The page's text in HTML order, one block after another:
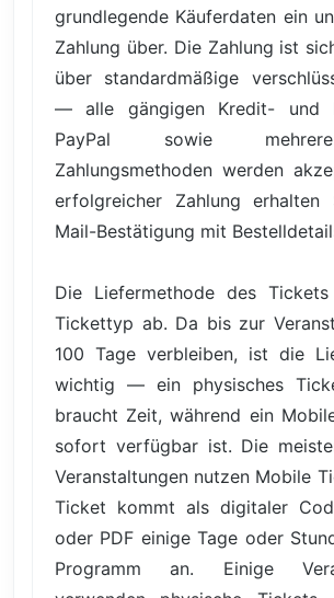
grundlegende Käuferdaten ein
Zahlung über. Die Zahlung ist
über standardmäßige
— alle gängigen Kredit- und
PayPal sowie
Zahlungsmethoden werden
erfolgreicher Zahlung
Mail-Bestätigung mit
Die Liefermethode des
Tickettyp ab. Da bis zur
100 Tage verbleiben, ist die
wichtig — ein physisches
braucht Zeit, während ein
sofort verfügbar ist. Die
Veranstaltungen nutzen Mobile
Ticket kommt als digitaler
oder PDF einige Tage oder
Programm an. Einige